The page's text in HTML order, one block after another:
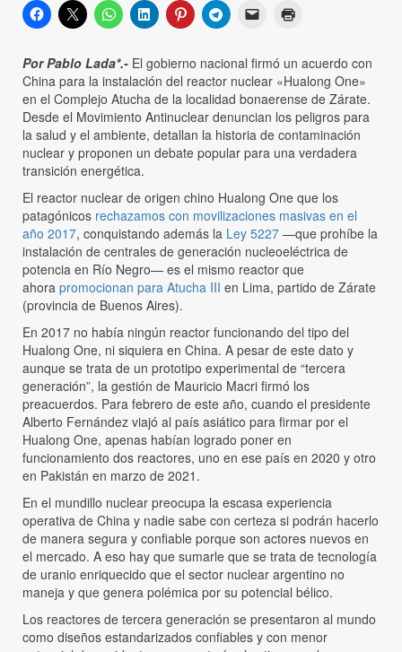
Por Pablo Lada*.- El gobierno nacional firmó un acuerdo con
China para la instalación del reactor nuclear «Hualong One»
en el Complejo Atucha de la localidad bonaerense de Zárate.
Desde el Movimiento Antinuclear denuncian los peligros para
la salud y el ambiente, detallan la historia de contaminación
nuclear y proponen un debate popular para una verdadera
transición energética.
El reactor nuclear de origen chino Hualong One que los
patagónicos rechazamos con movilizaciones masivas en el
año 2017, conquistando además la Ley 5227 —que prohíbe la
instalación de centrales de generación nucleoeléctrica de
potencia en Río Negro— es el mismo reactor que
ahora promocionan para Atucha III en Lima, partido de Zárate
(provincia de Buenos Aires).
En 2017 no había ningún reactor funcionando del tipo del
Hualong One, ni siquiera en China. A pesar de este dato y
aunque se trata de un prototipo experimental de “tercera
generación”, la gestión de Mauricio Macri firmó los
preacuerdos. Para febrero de este año, cuando el presidente
Alberto Fernández viajó al país asiático para firmar por el
Hualong One, apenas habían logrado poner en
funcionamiento dos reactores, uno en ese país en 2020 y otro
en Pakistán en marzo de 2021.
En el mundillo nuclear preocupa la escasa experiencia
operativa de China y nadie sabe con certeza si podrán hacerlo
de manera segura y confiable porque son actores nuevos en
el mercado. A eso hay que sumarle que se trata de tecnología
de uranio enriquecido que el sector nuclear argentino no
maneja y que genera polémica por su potencial bélico.
Los reactores de tercera generación se presentaron al mundo
como diseños estandarizados confiables y con menor